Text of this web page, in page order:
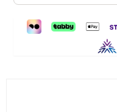
، لمبات اضاءة صفراء